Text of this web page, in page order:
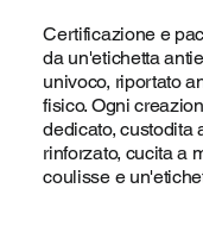
Certificazione e
da un'etichetta
univoco, riportato
fisico. Ogni
dedicato, custodita
rinforzato, cucita a
coulisse e